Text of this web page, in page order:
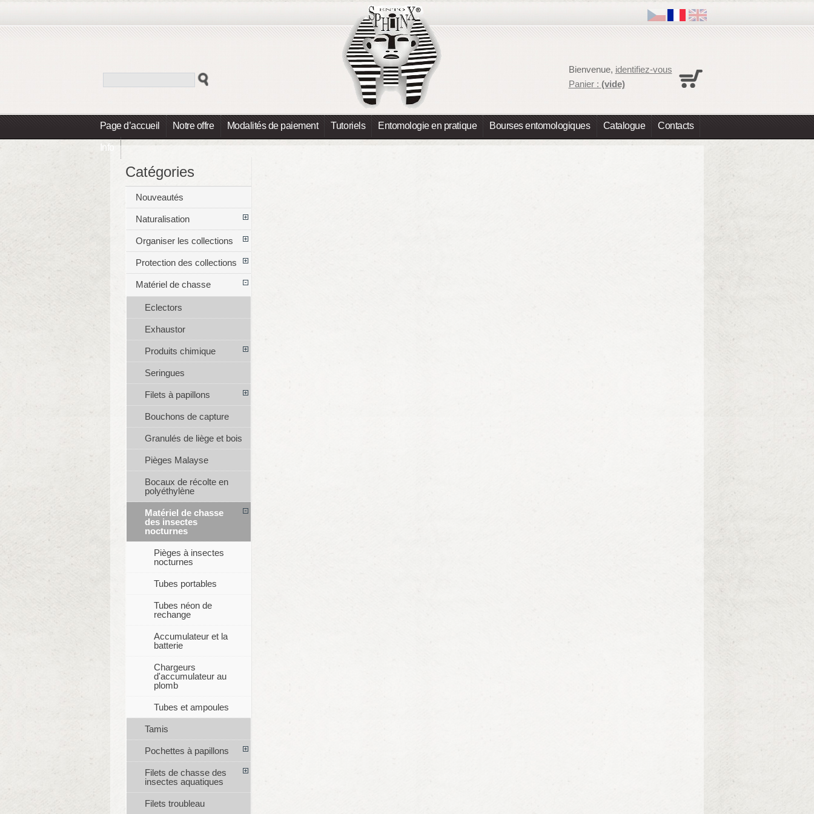
Page d’accueil Notre offre Modalités de paiement Tutoriels Entomologie en pratique Bourses entomologiques Catalogue Contacts
Info
Bienvenue, identifiez-vous
Panier : (vide)
Catégories
Nouveautés
Naturalisation
Organiser les collections
Protection des collections
Matériel de chasse
Eclectors
Exhaustor
Produits chimique
Seringues
Filets à papillons
Bouchons de capture
Granulés de liège et bois
Pièges Malayse
Bocaux de récolte en
polyéthylène
Matériel de chasse
des insectes
nocturnes
Pièges à insectes
nocturnes
Tubes portables
Tubes néon de
rechange
Accumulateur et la
batterie
Chargeurs
d'accumulateur au
plomb
Tubes et ampoules
Tamis
Pochettes à papillons
Filets de chasse des
insectes aquatiques
Filets troubleau
Aucun produit
Total 0,00 €
Les prix sont HT